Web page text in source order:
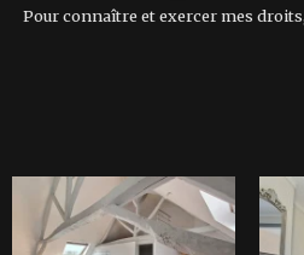
Pour connaître et exercer mes